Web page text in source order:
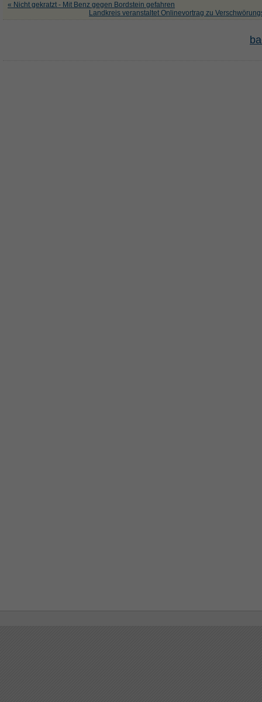
« Nicht gekratzt - Mit Benz gegen Bordstein gefahren
Landkreis veranstaltet Onlinevortrag zu